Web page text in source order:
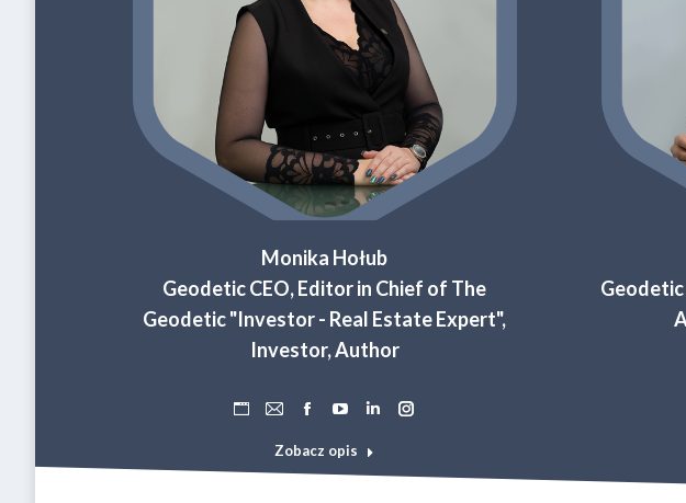
Monika Hołub
Geodetic CEO, Editor in Chief of The
Geodetic "Investor - Real Estate Expert",
Investor, Author
Osobisty
blog
/
Adres
e-
mail
FacebookYouTube
LinkedinInstagram
Zobacz opis
Geodetic